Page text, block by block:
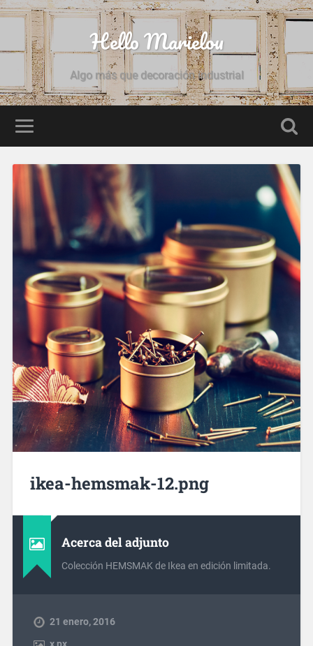
Hello Marielou
Algo más que decoración industrial
ikea-hemsmak-12.png
Acerca del adjunto
Colección HEMSMAK de Ikea en edición limitada.
21 enero, 2016